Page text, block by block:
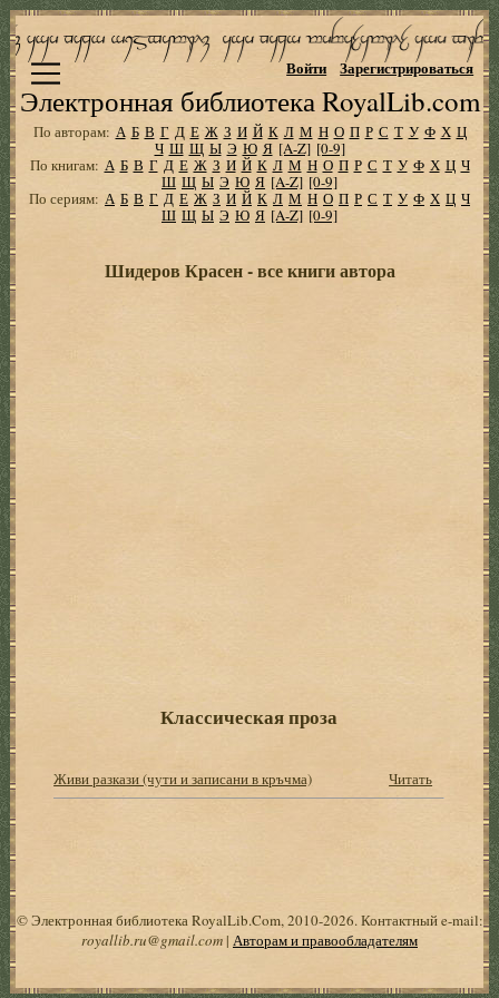
Электронная библиотека RoyalLib.com
Войти Зарегистрироваться
По авторам: А Б В Г Д Е Ж З И Й К Л М Н О П Р С Т У Ф Х Ц
Ч Ш Щ Ы Э Ю Я [A-Z] [0-9]
По книгам: А Б В Г Д Е Ж З И Й К Л М Н О П Р С Т У Ф Х Ц Ч
Ш Щ Ы Э Ю Я [A-Z] [0-9]
По сериям: А Б В Г Д Е Ж З И Й К Л М Н О П Р С Т У Ф Х Ц Ч
Ш Щ Ы Э Ю Я [A-Z] [0-9]
Шидеров Красен - все книги автора
Классическая проза
Живи разкази (чути и записани в кръчма) Читать
© Электронная библиотека RoyalLib.Com, 2010-2026. Контактный e-mail:
royallib.ru@gmail.com| Авторам и правообладателям